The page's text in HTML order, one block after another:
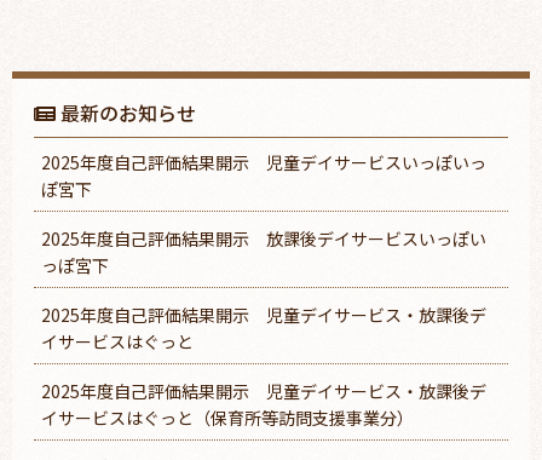
最新のお知らせ
2025年度自己評価結果開示 児童デイサービスいっぽいっ
ぽ宮下
2025年度自己評価結果開示 放課後デイサービスいっぽい
っぽ宮下
2025年度自己評価結果開示 児童デイサービス・放課後デ
イサービスはぐっと
2025年度自己評価結果開示 児童デイサービス・放課後デ
イサービスはぐっと（保育所等訪問支援事業分）